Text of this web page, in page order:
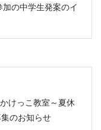
の中学生発案のイ
けっこ教室～夏休
のお知らせ